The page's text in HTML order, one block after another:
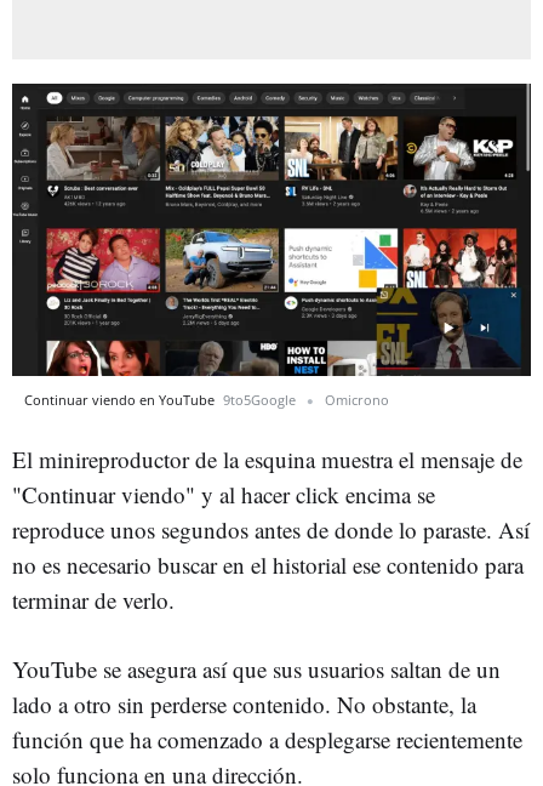
Continuar viendo en YouTube 9to5Google Omicrono
El minireproductor de la esquina muestra el mensaje de
"Continuar viendo" y al hacer click encima se
reproduce unos segundos antes de donde lo paraste. Así
no es necesario buscar en el historial ese contenido para
terminar de verlo.
YouTube se asegura así que sus usuarios saltan de un
lado a otro sin perderse contenido. No obstante, la
función que ha comenzado a desplegarse recientemente
solo funciona en una dirección.